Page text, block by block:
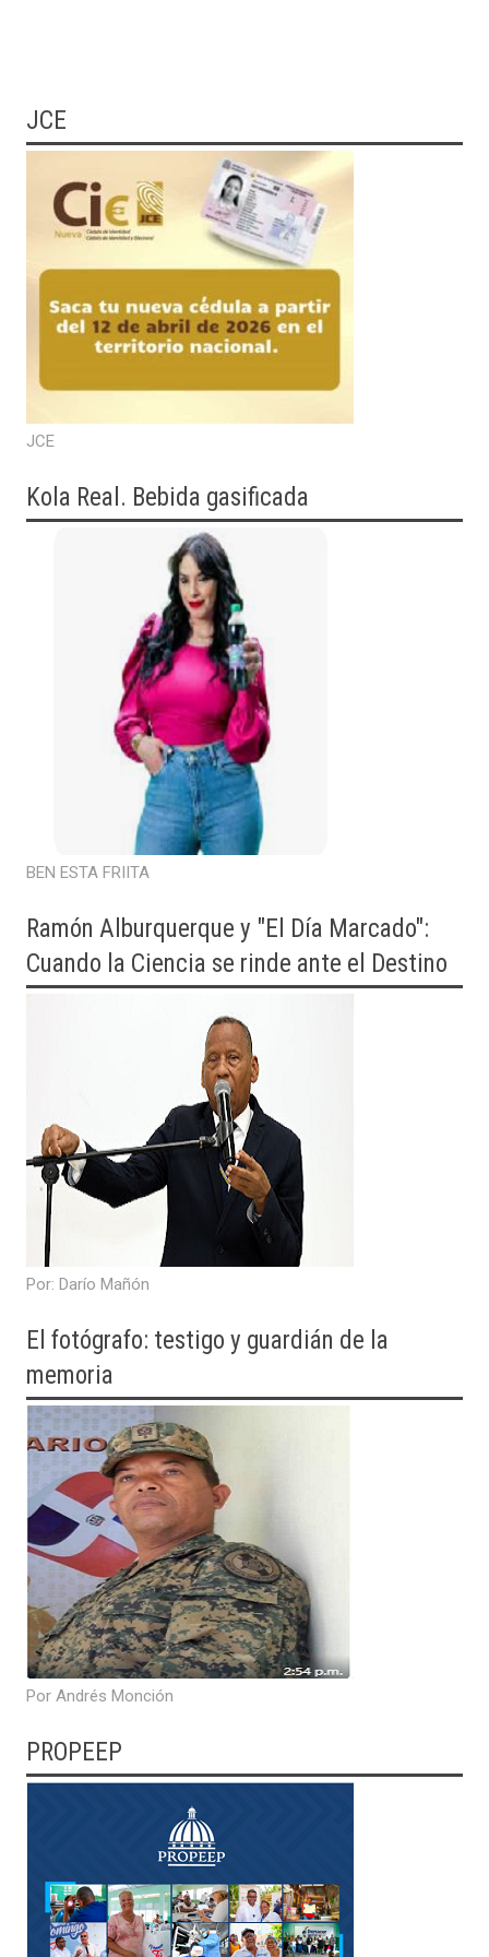
JCE
JCE
Kola Real. Bebida gasificada
BEN ESTA FRIITA
Ramón Alburquerque y "El Día Marcado":
Cuando la Ciencia se rinde ante el Destino
​Por: Darío Mañón
El fotógrafo: testigo y guardián de la
memoria
Por Andrés Monción
PROPEEP